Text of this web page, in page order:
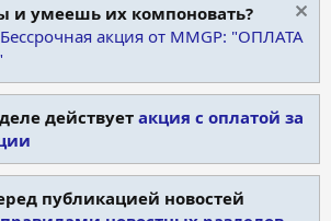
и умеешь их компоновать?
Бессрочная акция от MMGP: "ОПЛАТА
действует акция с оплатой за
публикацией новостей